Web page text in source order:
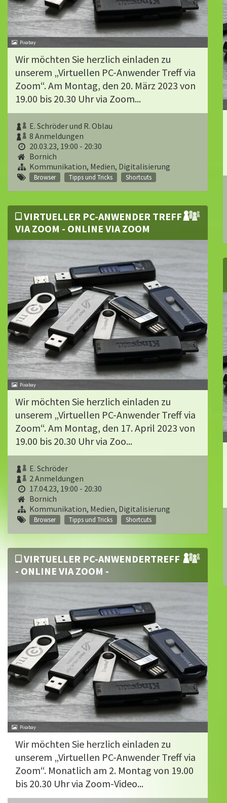
Pixabay
Wir möchten Sie herzlich einladen zu
unserem „Virtuellen PC-Anwender Treff via
Zoom“. Am Montag, den 20. März 2023 von
19.00 bis 20.30 Uhr via Zoom...
E. Schröder und R. Oblau
8 Anmeldungen
20.03.23, 19:00 - 20:30
Bornich
Kommunikation, Medien, Digitalisierung
Browser Tipps und Tricks Shortcuts
VIRTUELLER PC-ANWENDER TREFF
VIA ZOOM - ONLINE VIA ZOOM
Pixabay
Wir möchten Sie herzlich einladen zu
unserem „Virtuellen PC-Anwender Treff via
Zoom“. Am Montag, den 17. April 2023 von
19.00 bis 20.30 Uhr via Zoo...
E. Schröder
2 Anmeldungen
17.04.23, 19:00 - 20:30
Bornich
Kommunikation, Medien, Digitalisierung
Browser Tipps und Tricks Shortcuts
VIRTUELLER PC-ANWENDERTREFF
- ONLINE VIA ZOOM -
Pixabay
Wir möchten Sie herzlich einladen zu
unserem „Virtuellen PC-Anwender Treff via
Zoom“. Monatlich am 2. Montag von 19.00
bis 20.30 Uhr via Zoom-Video...